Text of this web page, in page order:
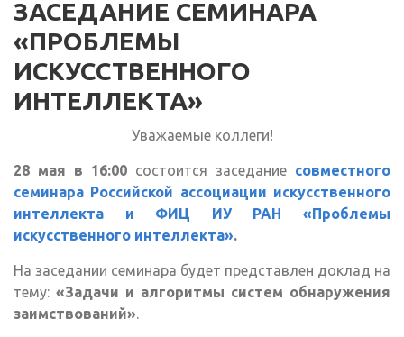
ЗАСЕДАНИЕ СЕМИНАРА
«ПРОБЛЕМЫ
ИСКУССТВЕННОГО
ИНТЕЛЛЕКТА»
Уважаемые коллеги!
28 мая в 16:00 состоится заседание совместного
семинара Российской ассоциации искусственного
интеллекта и ФИЦ ИУ РАН «Проблемы
искусственного интеллекта».
На заседании семинара будет представлен доклад на
тему: «Задачи и алгоритмы систем обнаружения
заимствований».